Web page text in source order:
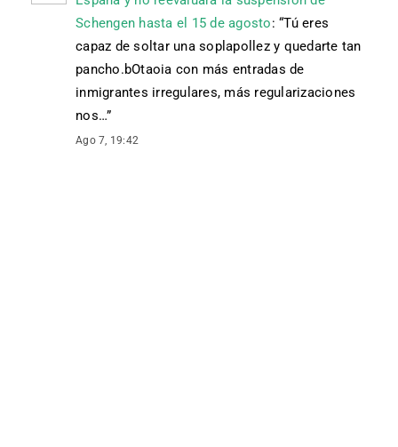
Schengen hasta el 15 de agosto: “Tú eres
capaz de soltar una soplapollez y quedarte tan
pancho.bOtaoia con más entradas de
inmigrantes irregulares, más regularizaciones
nos…”
Ago 7, 19:42